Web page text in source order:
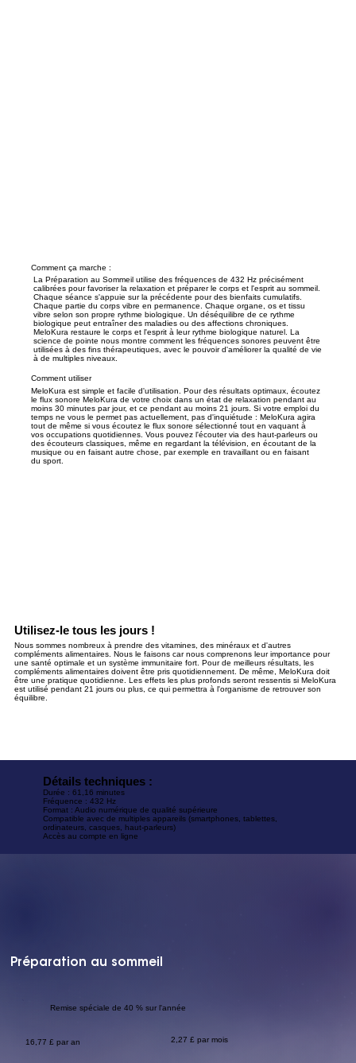
Comment ça marche :
La Préparation au Sommeil utilise des fréquences de 432 Hz précisément
calibrées pour favoriser la relaxation et préparer le corps et l'esprit au sommeil.
Chaque séance s'appuie sur la précédente pour des bienfaits cumulatifs.
Chaque partie du corps vibre en permanence. Chaque organe, os et tissu
vibre selon son propre rythme biologique. Un déséquilibre de ce rythme
biologique peut entraîner des maladies ou des affections chroniques.
MeloKura restaure le corps et l'esprit à leur rythme biologique naturel. La
science de pointe nous montre comment les fréquences sonores peuvent être
utilisées à des fins thérapeutiques, avec le pouvoir d'améliorer la qualité de vie
à de multiples niveaux.
Comment utiliser
MeloKura est simple et facile d'utilisation. Pour des résultats optimaux, écoutez
le flux sonore MeloKura de votre choix dans un état de relaxation pendant au
moins 30 minutes par jour, et ce pendant au moins 21 jours. Si votre emploi du
temps ne vous le permet pas actuellement, pas d'inquiétude : MeloKura agira
tout de même si vous écoutez le flux sonore sélectionné tout en vaquant à
vos occupations quotidiennes. Vous pouvez l'écouter via des haut-parleurs ou
des écouteurs classiques, même en regardant la télévision, en écoutant de la
musique ou en faisant autre chose, par exemple en travaillant ou en faisant
du sport.
Utilisez-le tous les jours !
Nous sommes nombreux à prendre des vitamines, des minéraux et d'autres
compléments alimentaires. Nous le faisons car nous comprenons leur importance pour
une santé optimale et un système immunitaire fort. Pour de meilleurs résultats, les
compléments alimentaires doivent être pris quotidiennement. De même, MeloKura doit
être une pratique quotidienne. Les effets les plus profonds seront ressentis si MeloKura
est utilisé pendant 21 jours ou plus, ce qui permettra à l'organisme de retrouver son
équilibre.
Détails techniques :
Durée : 61,16 minutes
Fréquence : 432 Hz
Format : Audio numérique de qualité supérieure
Compatible avec de multiples appareils (smartphones, tablettes,
ordinateurs, casques, haut-parleurs)
Accès au compte en ligne
Préparation au sommeil
Remise spéciale de 40 % sur l'année
16,77 £ par an 2,27 £ par mois